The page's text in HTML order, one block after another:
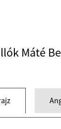
Máté